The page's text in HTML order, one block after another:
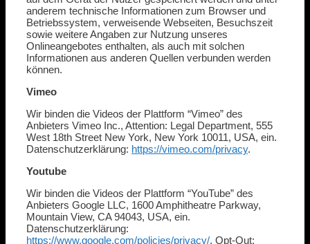
anderem technische Informationen zum Browser und
Betriebssystem, verweisende Webseiten, Besuchszeit
sowie weitere Angaben zur Nutzung unseres
Onlineangebotes enthalten, als auch mit solchen
Informationen aus anderen Quellen verbunden werden
können.
Vimeo
Wir binden die Videos der Plattform “Vimeo” des
Anbieters Vimeo Inc., Attention: Legal Department, 555
West 18th Street New York, New York 10011, USA, ein.
Datenschutzerklärung: https://vimeo.com/privacy.
Youtube
Wir binden die Videos der Plattform “YouTube” des
Anbieters Google LLC, 1600 Amphitheatre Parkway,
Mountain View, CA 94043, USA, ein.
Datenschutzerklärung:
https://www.google.com/policies/privacy/, Opt-Out: